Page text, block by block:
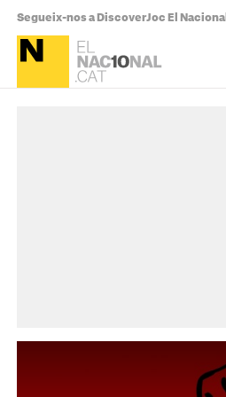
Segueix-nos a DiscoverJoc El Nacional